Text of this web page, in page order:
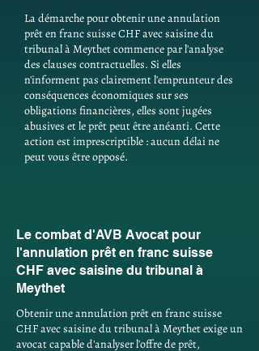
La démarche pour obtenir une annulation
prêt en franc suisse CHF avec saisine du
tribunal à Meythet commence par l'analyse
des clauses contractuelles. Si elles
n'informent pas clairement l'emprunteur des
conséquences économiques sur ses
obligations financières, elles sont jugées
abusives et le prêt peut être anéanti. Cette
action est imprescriptible : aucun délai ne
peut vous être opposé.
Le combat d'AVB Avocat pour
l'annulation prêt en franc suisse
CHF avec saisine du tribunal à
Meythet
Obtenir une annulation prêt en franc suisse
CHF avec saisine du tribunal à Meythet exige un
avocat capable d'analyser l'offre de prêt,